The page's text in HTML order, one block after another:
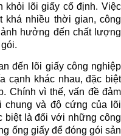
khỏi lõi giấy cố định. Việc
khá nhiều thời gian, công
hưởng đến chất lượng
đến lõi giấy công nghiệp
cạnh khác nhau, đặc biệt
Chính vì thế, vấn đề đảm
chung và độ cứng của lõi
biệt là đối với những công
ống giấy để đóng gói sản